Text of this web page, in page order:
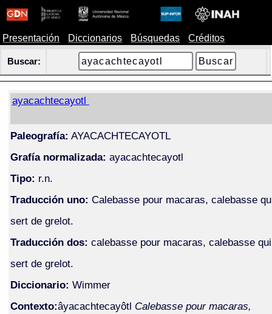
Presentación Diccionarios Búsquedas Créditos
Buscar:
ayacachtecayotl
Paleografía: AYACACHTECAYOTL
Grafía normalizada: ayacachtecayotl
Tipo: r.n.
Traducción uno: Calebasse pour macaras, calebasse
sert de grelot.
Traducción dos: calebasse pour macaras, calebasse qui
sert de grelot.
Diccionario: Wimmer
Contexto:âyacachtecayôtl Calebasse pour macaras,